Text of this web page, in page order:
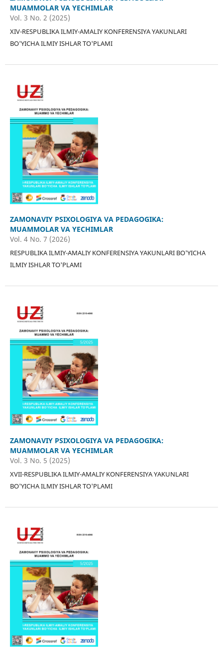
MUAMMOLAR VA YECHIMLAR
Vol. 3 No. 2 (2025)
XIV-RESPUBLIKA ILMIY-AMALIY KONFERENSIYA YAKUNLARI
BO'YICHA ILMIY ISHLAR TO'PLAMI
ZAMONAVIY PSIXOLOGIYA VA PEDAGOGIKA:
MUAMMOLAR VA YECHIMLAR
Vol. 4 No. 7 (2026)
RESPUBLIKA ILMIY-AMALIY KONFERENSIYA YAKUNLARI BO'YICHA
ILMIY ISHLAR TO'PLAMI
ZAMONAVIY PSIXOLOGIYA VA PEDAGOGIKA:
MUAMMOLAR VA YECHIMLAR
Vol. 3 No. 5 (2025)
XVII-RESPUBLIKA ILMIY-AMALIY KONFERENSIYA YAKUNLARI
BO'YICHA ILMIY ISHLAR TO'PLAMI